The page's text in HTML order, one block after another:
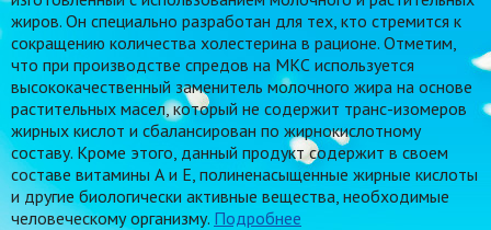
жиров. Он специально разработан для тех, кто стремится к
сокращению количества холестерина в рационе. Отметим,
что при производстве спредов на МКС используется
высококачественный заменитель молочного жира на основе
растительных масел, который не содержит транс-изомеров
жирных кислот и сбалансирован по жирнокислотному
составу. Кроме этого, данный продукт содержит в своем
составе витамины А и Е, полиненасыщенные жирные кислоты
и другие биологически активные вещества, необходимые
человеческому организму. Подробнее